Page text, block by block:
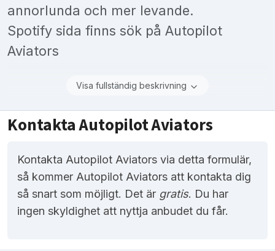
annorlunda och mer levande.
Spotify sida finns sök på Autopilot
Aviators
Visa fullständig beskrivning
Kontakta Autopilot Aviators
Kontakta Autopilot Aviators via detta formulär,
så kommer Autopilot Aviators att kontakta dig
så snart som möjligt. Det är gratis. Du har
ingen skyldighet att nyttja anbudet du får.